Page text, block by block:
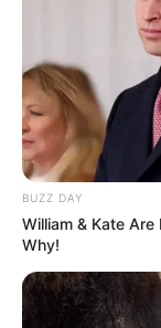
BUZZ DAY
William & Kate Are
Why!